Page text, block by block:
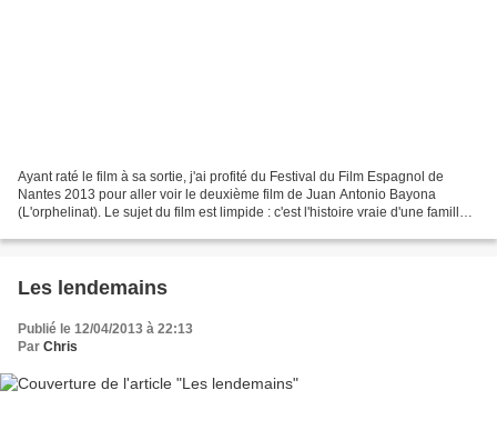
Ayant raté le film à sa sortie, j'ai profité du Festival du Film Espagnol de
Nantes 2013 pour aller voir le deuxième film de Juan Antonio Bayona
(L'orphelinat). Le sujet du film est limpide : c'est l'histoire vraie d'une famille
Les lendemains
Publié le 12/04/2013 à 22:13
Par Chris